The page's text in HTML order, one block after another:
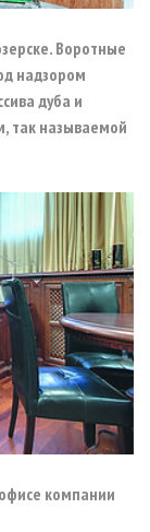
Воротные
надзором
дуба и
так называемой
компании